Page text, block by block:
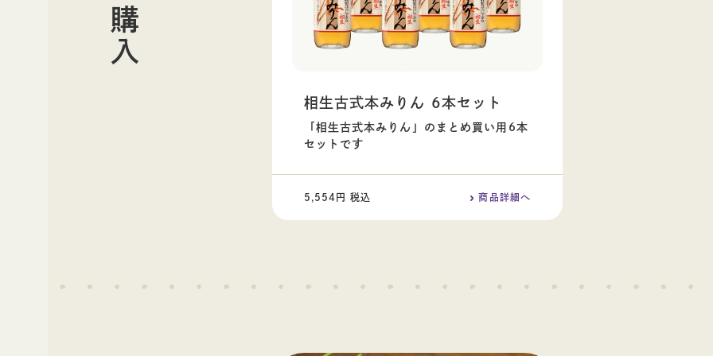
相生古式本みりん 6本セット
「相生古式本みりん」のまとめ買い用6本
セットです
5,554円 税込 商品詳細へ